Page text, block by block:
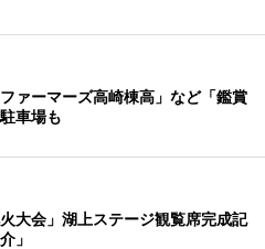
ァーマーズ高崎棟高」など「鑑賞
車場も
大会」湖上ステージ観覧席完成記
」